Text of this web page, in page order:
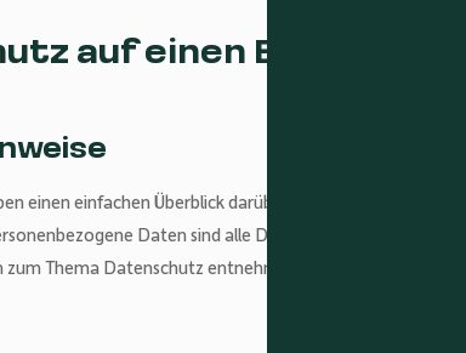
auf einen Blick
einen einfachen Überblick darüber, was mit Ihren
Daten sind alle Daten, mit denen Sie
Thema Datenschutz entnehmen Sie unserer unter